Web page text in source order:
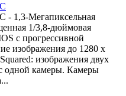
- 1,3-Мегапиксельная
1/3,8-дюймовая
с прогрессивной
изображения до 1280 x
изображения двух
одной камеры. Камеры